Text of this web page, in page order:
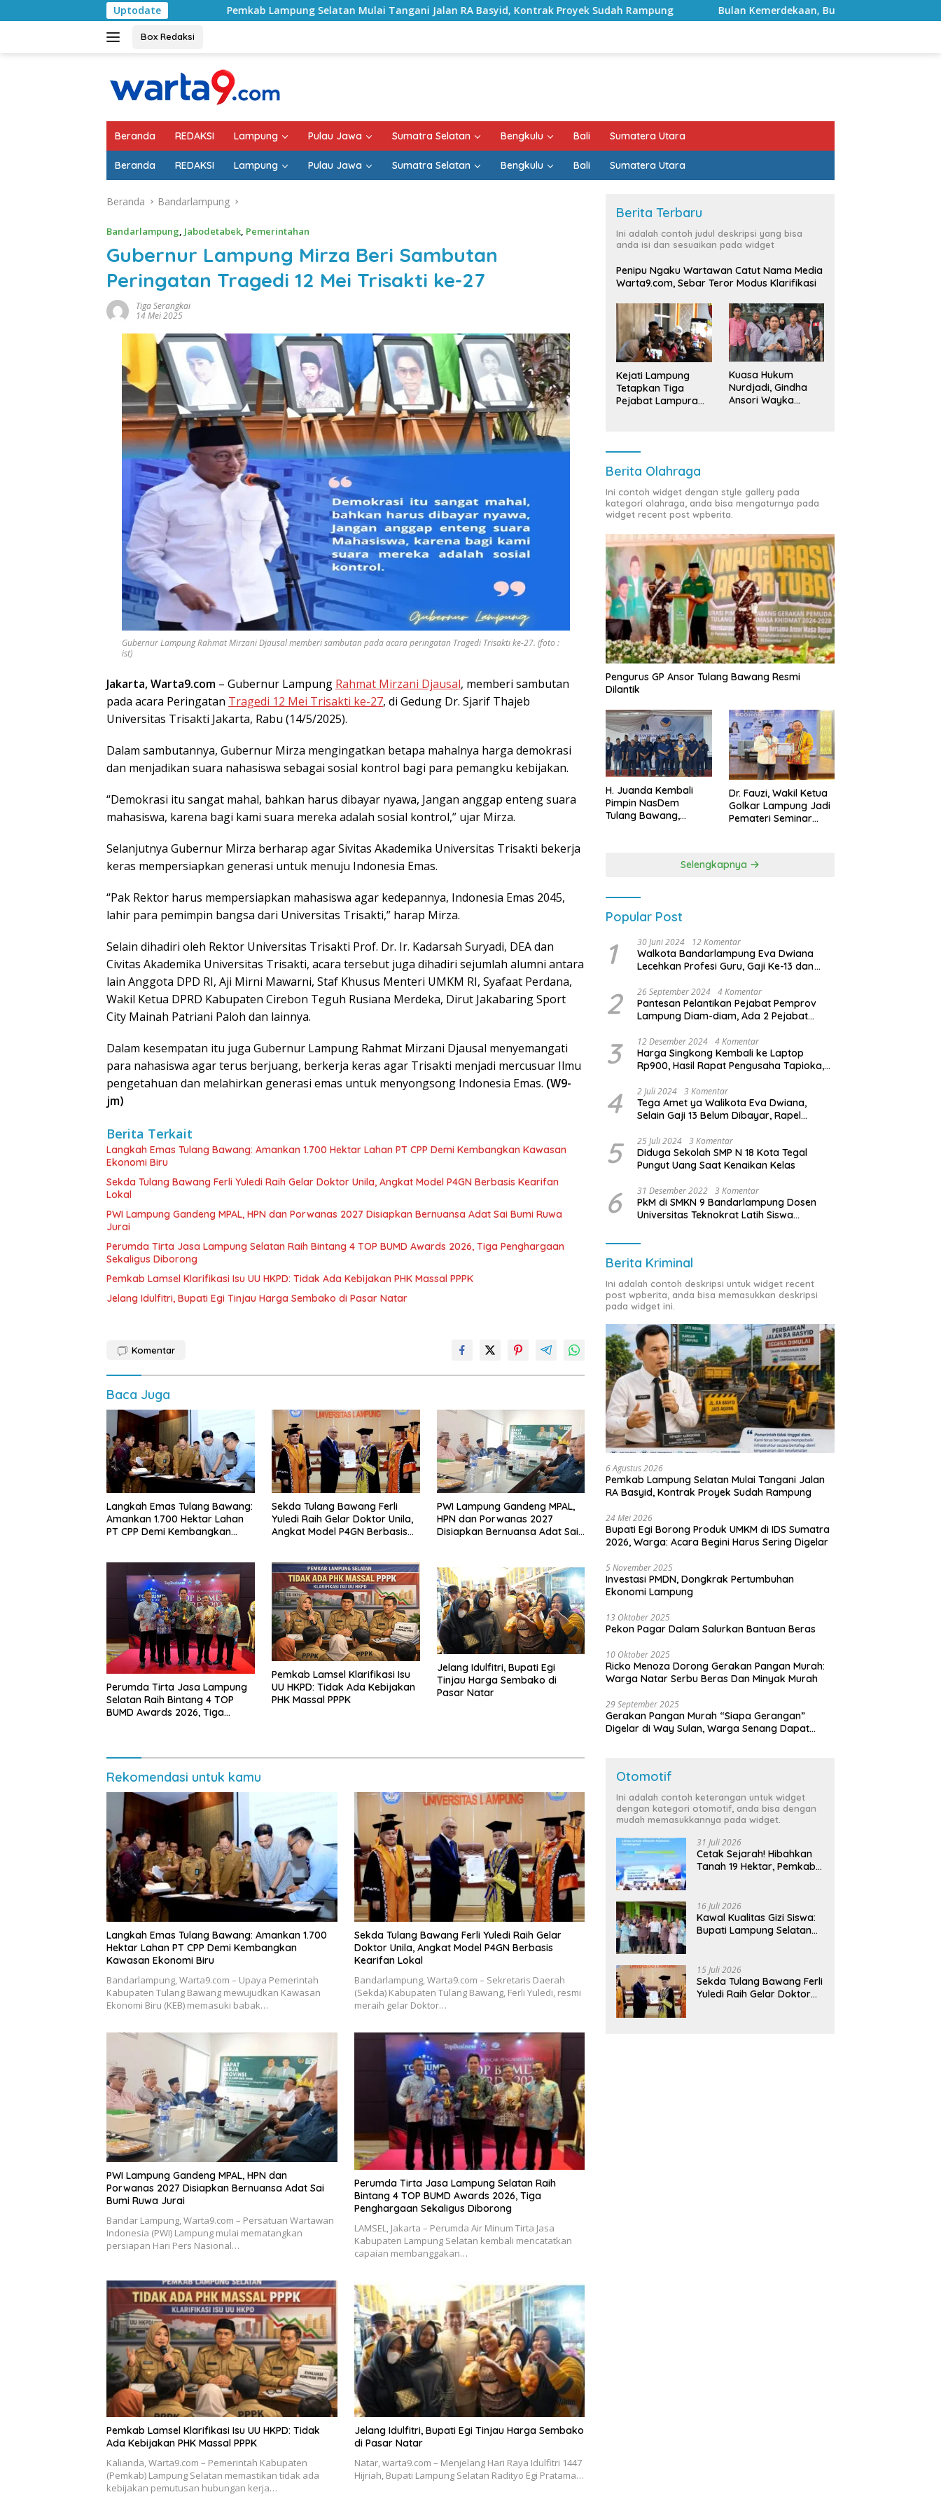
ke
Uptodate
Pemkab Lampung Selatan Mulai Tangani Jalan RA Basyid, Kontrak Proyek Sudah Rampung Bulan Kemerdekaan, Bupati Lampung Selatan Ajak ASN Perkuat
Box Redaksi
Beranda REDAKSI Lampung Pulau Jawa Sumatra Selatan Bengkulu Bali Sumatera Utara
Beranda REDAKSI Lampung Pulau Jawa Sumatra Selatan Bengkulu Bali Sumatera Utara
Beranda Bandarlampung
Bandarlampung, Jabodetabek, Pemerintahan
Gubernur Lampung Mirza Beri Sambutan
Peringatan Tragedi 12 Mei Trisakti ke-27
Tiga Serangkai
14 Mei 2025
Gubernur Lampung Rahmat Mirzani Djausal memberi sambutan pada acara peringatan Tragedi Trisakti ke-27. (foto :
ist)
Jakarta, Warta9.com – Gubernur Lampung Rahmat Mirzani Djausal, memberi sambutan
pada acara Peringatan Tragedi 12 Mei Trisakti ke-27, di Gedung Dr. Sjarif Thajeb
Universitas Trisakti Jakarta, Rabu (14/5/2025).
Dalam sambutannya, Gubernur Mirza mengingatkan betapa mahalnya harga demokrasi
dan menjadikan suara nahasiswa sebagai sosial kontrol bagi para pemangku kebijakan.
“Demokrasi itu sangat mahal, bahkan harus dibayar nyawa, Jangan anggap enteng suara
mahasiswa, karena bagi kami suara mereka adalah sosial kontrol,” ujar Mirza.
Selanjutnya Gubernur Mirza berharap agar Sivitas Akademika Universitas Trisakti bekerja
keras mempersiapkan generasi untuk menuju Indonesia Emas.
“Pak Rektor harus mempersiapkan mahasiswa agar kedepannya, Indonesia Emas 2045,
lahir para pemimpin bangsa dari Universitas Trisakti,” harap Mirza.
Selain dihadiri oleh Rektor Universitas Trisakti Prof. Dr. Ir. Kadarsah Suryadi, DEA dan
Civitas Akademika Universitas Trisakti, acara tersebut juga dihadiri sejumlah alumni antara
lain Anggota DPD RI, Aji Mirni Mawarni, Staf Khusus Menteri UMKM RI, Syafaat Perdana,
Wakil Ketua DPRD Kabupaten Cirebon Teguh Rusiana Merdeka, Dirut Jakabaring Sport
City Mainah Patriani Paloh dan lainnya.
Dalam kesempatan itu juga Gubernur Lampung Rahmat Mirzani Djausal menyemangati
para nahasiswa agar terus berjuang, berkerja keras agar Trisakti menjadi mercusuar Ilmu
pengetahuan dan melahirkan generasi emas untuk menyongsong Indonesia Emas. (W9-
jm)
Berita Terkait
Langkah Emas Tulang Bawang: Amankan 1.700 Hektar Lahan PT CPP Demi Kembangkan Kawasan
Ekonomi Biru
Sekda Tulang Bawang Ferli Yuledi Raih Gelar Doktor Unila, Angkat Model P4GN Berbasis Kearifan
Lokal
PWI Lampung Gandeng MPAL, HPN dan Porwanas 2027 Disiapkan Bernuansa Adat Sai Bumi Ruwa
Jurai
Perumda Tirta Jasa Lampung Selatan Raih Bintang 4 TOP BUMD Awards 2026, Tiga Penghargaan
Sekaligus Diborong
Pemkab Lamsel Klarifikasi Isu UU HKPD: Tidak Ada Kebijakan PHK Massal PPPK
Jelang Idulfitri, Bupati Egi Tinjau Harga Sembako di Pasar Natar
Komentar
Baca Juga
Langkah Emas Tulang Bawang:
Amankan 1.700 Hektar Lahan
PT CPP Demi Kembangkan
Sekda Tulang Bawang Ferli
Yuledi Raih Gelar Doktor Unila,
Angkat Model P4GN Berbasis
PWI Lampung Gandeng MPAL,
HPN dan Porwanas 2027
Disiapkan Bernuansa Adat Sai
Perumda Tirta Jasa Lampung
Selatan Raih Bintang 4 TOP
BUMD Awards 2026, Tiga
Pemkab Lamsel Klarifikasi Isu
UU HKPD: Tidak Ada Kebijakan
PHK Massal PPPK
Jelang Idulfitri, Bupati Egi
Tinjau Harga Sembako di
Pasar Natar
Rekomendasi untuk kamu
Langkah Emas Tulang Bawang: Amankan 1.700
Hektar Lahan PT CPP Demi Kembangkan
Kawasan Ekonomi Biru
Bandarlampung, Warta9.com – Upaya Pemerintah
Kabupaten Tulang Bawang mewujudkan Kawasan
Ekonomi Biru (KEB) memasuki babak…
Sekda Tulang Bawang Ferli Yuledi Raih Gelar
Doktor Unila, Angkat Model P4GN Berbasis
Kearifan Lokal
Bandarlampung, Warta9.com – Sekretaris Daerah
(Sekda) Kabupaten Tulang Bawang, Ferli Yuledi, resmi
meraih gelar Doktor…
PWI Lampung Gandeng MPAL, HPN dan
Porwanas 2027 Disiapkan Bernuansa Adat Sai
Bumi Ruwa Jurai
Bandar Lampung, Warta9.com – Persatuan Wartawan
Indonesia (PWI) Lampung mulai mematangkan
persiapan Hari Pers Nasional…
Perumda Tirta Jasa Lampung Selatan Raih
Bintang 4 TOP BUMD Awards 2026, Tiga
Penghargaan Sekaligus Diborong
LAMSEL, Jakarta – Perumda Air Minum Tirta Jasa
Kabupaten Lampung Selatan kembali mencatatkan
capaian membanggakan…
Pemkab Lamsel Klarifikasi Isu UU HKPD: Tidak
Ada Kebijakan PHK Massal PPPK
Kalianda, Warta9.com – Pemerintah Kabupaten
(Pemkab) Lampung Selatan memastikan tidak ada
kebijakan pemutusan hubungan kerja…
Jelang Idulfitri, Bupati Egi Tinjau Harga Sembako
di Pasar Natar
Natar, warta9.com – Menjelang Hari Raya Idulfitri 1447
Hijriah, Bupati Lampung Selatan Radityo Egi Pratama…
Berita Terbaru
Ini adalah contoh judul deskripsi yang bisa
anda isi dan sesuaikan pada widget
Penipu Ngaku Wartawan Catut Nama Media
Warta9.com, Sebar Teror Modus Klarifikasi
Kejati Lampung
Tetapkan Tiga
Pejabat Lampura
Kuasa Hukum
Nurdjadi, Gindha
Ansori Wayka
Berita Olahraga
Ini contoh widget dengan style gallery pada
kategori olahraga, anda bisa mengaturnya pada
widget recent post wpberita.
Pengurus GP Ansor Tulang Bawang Resmi
Dilantik
H. Juanda Kembali
Pimpin NasDem
Tulang Bawang,
Dr. Fauzi, Wakil Ketua
Golkar Lampung Jadi
Pemateri Seminar
Kebangsaan
Selengkapnya
Popular Post
1 30 Juni 2024 12 Komentar
Walkota Bandarlampung Eva Dwiana
Lecehkan Profesi Guru, Gaji Ke-13 dan
2 26 September 2024 4 Komentar
Pantesan Pelantikan Pejabat Pemprov
Lampung Diam-diam, Ada 2 Pejabat
3 12 Desember 2024 4 Komentar
Harga Singkong Kembali ke Laptop
Rp900, Hasil Rapat Pengusaha Tapioka,
Lampung
4 2 Juli 2024 3 Komentar
Tega Amet ya Walikota Eva Dwiana,
Selain Gaji 13 Belum Dibayar, Rapel
Dibayar
5 25 Juli 2024 3 Komentar
Diduga Sekolah SMP N 18 Kota Tegal
Pungut Uang Saat Kenaikan Kelas
6 31 Desember 2022 3 Komentar
PkM di SMKN 9 Bandarlampung Dosen
Universitas Teknokrat Latih Siswa
Berita Kriminal
Ini adalah contoh deskripsi untuk widget recent
post wpberita, anda bisa memasukkan deskripsi
pada widget ini.
6 Agustus 2026
Pemkab Lampung Selatan Mulai Tangani Jalan
RA Basyid, Kontrak Proyek Sudah Rampung
24 Mei 2026
Bupati Egi Borong Produk UMKM di IDS Sumatra
2026, Warga: Acara Begini Harus Sering Digelar
5 November 2025
Investasi PMDN, Dongkrak Pertumbuhan
Ekonomi Lampung
13 Oktober 2025
Pekon Pagar Dalam Salurkan Bantuan Beras
10 Oktober 2025
Ricko Menoza Dorong Gerakan Pangan Murah:
Warga Natar Serbu Beras Dan Minyak Murah
29 September 2025
Gerakan Pangan Murah “Siapa Gerangan”
Digelar di Way Sulan, Warga Senang Dapat
Otomotif
Ini adalah contoh keterangan untuk widget
dengan kategori otomotif, anda bisa dengan
mudah memasukkannya pada widget.
31 Juli 2026
Cetak Sejarah! Hibahkan
Tanah 19 Hektar, Pemkab
Terintegrasi Pertama di
Lampung
16 Juli 2026
Kawal Kualitas Gizi Siswa:
Bupati Lampung Selatan
Bergizi Gratis di Natar
15 Juli 2026
Sekda Tulang Bawang Ferli
Yuledi Raih Gelar Doktor